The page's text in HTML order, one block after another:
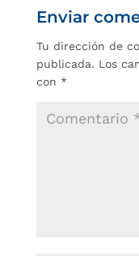
Enviar
Tu dirección de
publicada. Los
con *